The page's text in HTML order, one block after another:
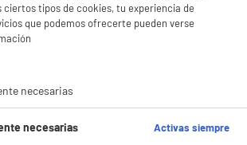
ciertos tipos de cookies, tu experiencia de
que podemos ofrecerte pueden verse
necesarias
necesarias
Activas siempre